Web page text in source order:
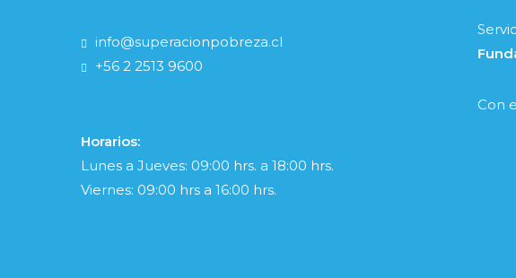
info@superacionpobreza.cl
+56 2 2513 9600
Horarios:
Lunes a Jueves: 09:00 hrs. a 18:00 hrs.
Viernes: 09:00 hrs a 16:00 hrs.
Con